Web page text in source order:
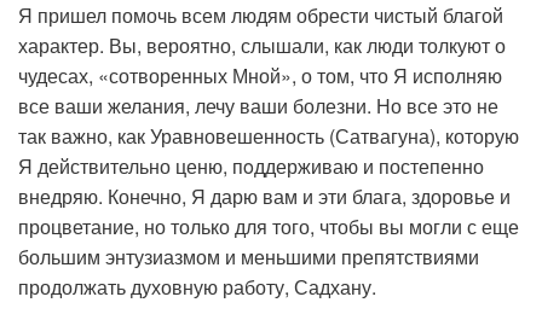
Я пришел помочь всем людям обрести чистый благой
характер. Вы, вероятно, слышали, как люди толкуют о
чудесах, «сотворенных Мной», о том, что Я исполняю
все ваши желания, лечу ваши болезни. Но все это не
так важно, как Уравновешенность (Сатвагуна), которую
Я действительно ценю, пoддерживаю и постепенно
внедряю. Конечно, Я дарю вам и эти блага, здоровье и
процветание, но только для того, чтобы вы могли с еще
большим энтузиазмом и меньшими препятствиями
продолжать духовную работу, Садхану.